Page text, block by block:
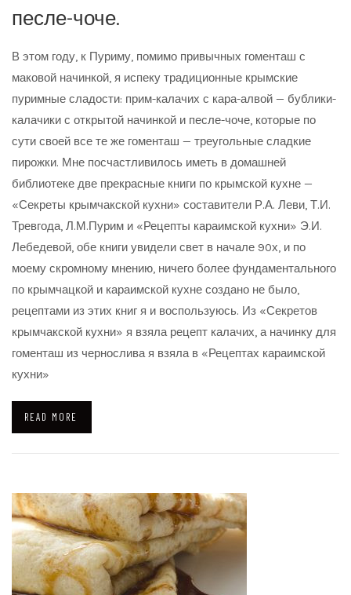
песле-чоче.
В этом году, к Пуриму, помимо привычных гоменташ с
маковой начинкой, я испеку традиционные крымские
пуримные сладости: прим-калачих с кара-алвой — бублики-
калачики с открытой начинкой и песле-чоче, которые по
сути своей все те же гоменташ — треугольные сладкие
пирожки. Мне посчастливилось иметь в домашней
библиотеке две прекрасные книги по крымской кухне —
«Секреты крымчакской кухни» составители Р.А. Леви, Т.И.
Тревгода, Л.М.Пурим и «Рецепты караимской кухни» Э.И.
Лебедевой, обе книги увидели свет в начале 90х, и по
моему скромному мнению, ничего более фундаментального
по крымчацкой и караимской кухне создано не было,
рецептами из этих книг я и воспользуюсь. Из «Секретов
крымчакской кухни» я взяла рецепт калачих, а начинку для
гоменташ из чернослива я взяла в «Рецептах караимской
кухни»
READ MORE